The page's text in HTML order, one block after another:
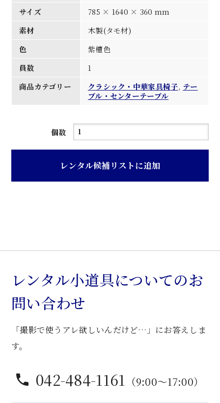
サイズ
785 × 1640 × 360 mm
素材
木製(タモ材)
色
紫檀色
員数
1
商品カテゴリー
クラシック・中華家具椅子, テー
ブル・センターテーブル
個数
紫
簀
子
個
レンタル候補リストに追加
レンタル小道具についてのお
問い合わせ
「撮影で使うアレ欲しいんだけど…」にお答えしま
す。
042-484-1161 （9:00〜17:00）